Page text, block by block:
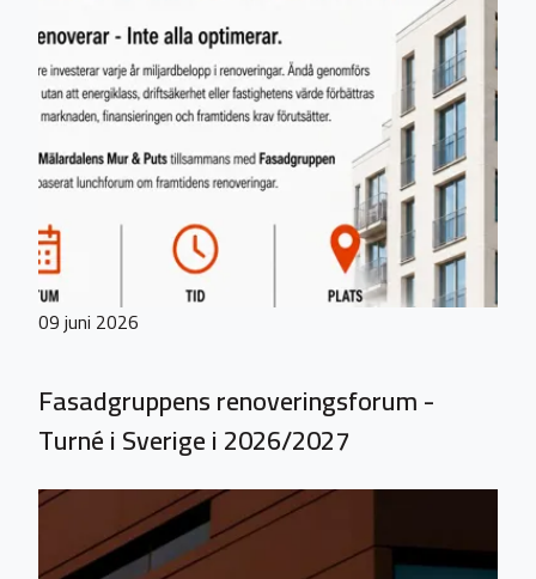
09 juni 2026
Fasadgruppens renoveringsforum -
Turné i Sverige i 2026/2027